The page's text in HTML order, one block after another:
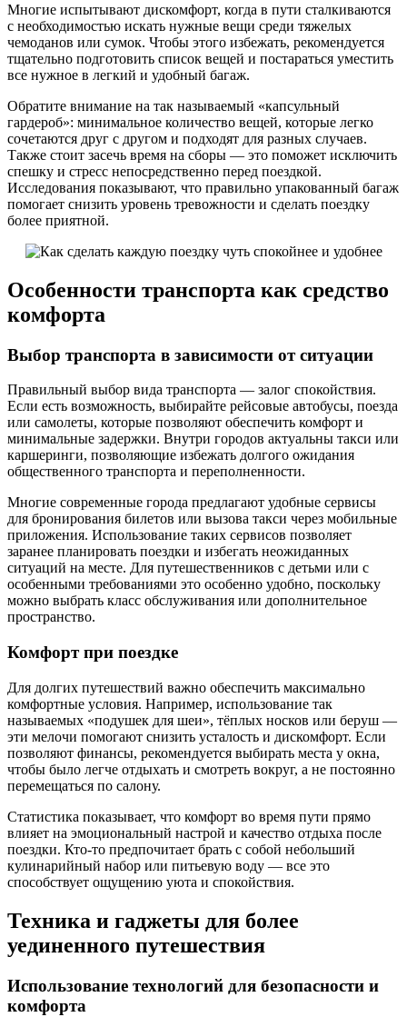
Многие испытывают дискомфорт, когда в пути сталкиваются
с необходимостью искать нужные вещи среди тяжелых
чемоданов или сумок. Чтобы этого избежать, рекомендуется
тщательно подготовить список вещей и постараться уместить
все нужное в легкий и удобный багаж.
Обратите внимание на так называемый «капсульный
гардероб»: минимальное количество вещей, которые легко
сочетаются друг с другом и подходят для разных случаев.
Также стоит засечь время на сборы — это поможет исключить
спешку и стресс непосредственно перед поездкой.
Исследования показывают, что правильно упакованный багаж
помогает снизить уровень тревожности и сделать поездку
более приятной.
Особенности транспорта как средство
комфорта
Выбор транспорта в зависимости от ситуации
Правильный выбор вида транспорта — залог спокойствия.
Если есть возможность, выбирайте рейсовые автобусы, поезда
или самолеты, которые позволяют обеспечить комфорт и
минимальные задержки. Внутри городов актуальны такси или
каршеринги, позволяющие избежать долгого ожидания
общественного транспорта и переполненности.
Многие современные города предлагают удобные сервисы
для бронирования билетов или вызова такси через мобильные
приложения. Использование таких сервисов позволяет
заранее планировать поездки и избегать неожиданных
ситуаций на месте. Для путешественников с детьми или с
особенными требованиями это особенно удобно, поскольку
можно выбрать класс обслуживания или дополнительное
пространство.
Комфорт при поездке
Для долгих путешествий важно обеспечить максимально
комфортные условия. Например, использование так
называемых «подушек для шеи», тёплых носков или беруш —
эти мелочи помогают снизить усталость и дискомфорт. Если
позволяют финансы, рекомендуется выбирать места у окна,
чтобы было легче отдыхать и смотреть вокруг, а не постоянно
перемещаться по салону.
Статистика показывает, что комфорт во время пути прямо
влияет на эмоциональный настрой и качество отдыха после
поездки. Кто-то предпочитает брать с собой небольший
кулинарийный набор или питьевую воду — все это
способствует ощущению уюта и спокойствия.
Техника и гаджеты для более
уединенного путешествия
Использование технологий для безопасности и
комфорта